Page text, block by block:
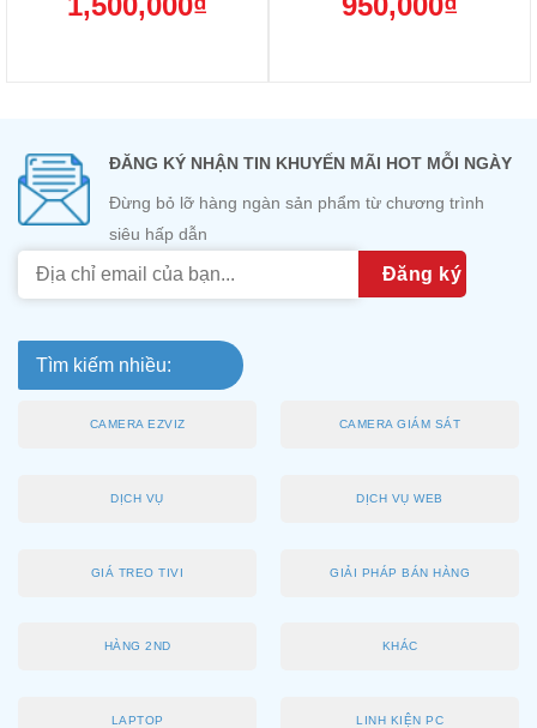
Memory (2nd)
ĐĂNG KÝ NHẬN TIN KHUYẾN MÃI HOT MỖI NGÀY
Đừng bỏ lỡ hàng ngàn sản phẩm từ chương trình
siêu hấp dẫn
Tìm kiếm nhiều:
CAMERA EZVIZ CAMERA GIÁM SÁT
DỊCH VỤ DỊCH VỤ WEB
GIÁ TREO TIVI GIẢI PHÁP BÁN HÀNG
HÀNG 2ND KHÁC
LAPTOP LINH KIỆN PC